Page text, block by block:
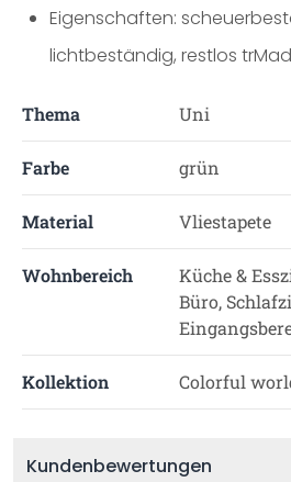
Eigenschaften:
lichtbeständig, restlos
Thema Uni
Farbe grün
Material Vliestapete
Wohnbereich
Küche &
Büro,
Kollektion Colorful
Kundenbewertungen